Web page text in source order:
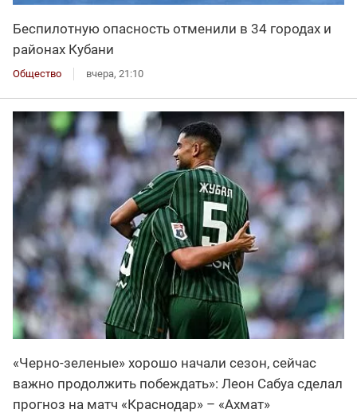
Беспилотную опасность отменили в 34 городах и
районах Кубани
Общество вчера, 21:10
«Черно-зеленые» хорошо начали сезон, сейчас
важно продолжить побеждать»: Леон Сабуа сделал
прогноз на матч «Краснодар» – «Ахмат»